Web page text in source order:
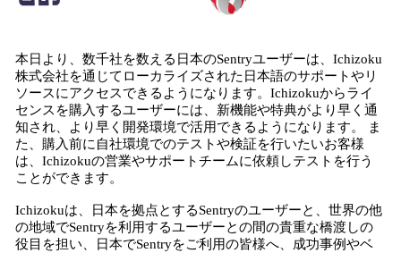
本日より、数千社を数える日本のSentryユーザーは、Ichizoku
株式会社を通じてローカライズされた日本語のサポートやリ
ソースにアクセスできるようになります。Ichizokuからライ
センスを購入するユーザーには、新機能や特典がより早く通
知され、より早く開発環境で活用できるようになります。 ま
た、購入前に自社環境でのテストや検証を行いたいお客様
は、Ichizokuの営業やサポートチームに依頼しテストを行う
ことができます。
Ichizokuは、日本を拠点とするSentryのユーザーと、世界の他
の地域でSentryを利用するユーザーとの間の貴重な橋渡しの
役目を担い、日本でSentryをご利用の皆様へ、成功事例やベ